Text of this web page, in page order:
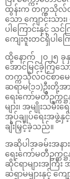
ထွန်းက တက္ကသိုလ်ဝင်
သော ကျောင်းသား
ပါ‌ကြောင်းနှင့် သင်
ကျေးဇူးတင်ရှိပါကြ
ထို့နောက် ၂၀၂၅ ခု
အောင်မြင်ခဲ့ကြသေ
တက္ကသိုလ်ဝင်စာမေ
ဆရာမ(၁၁)ဦးတို့အ
ရေး‌ကော်မတီဥက္ကဋ္
များ၊ အမျိုးသမီးရ
အုပ်ချုပ်ရေးအဖွဲ့နှ
ချီးမြှင့်ခဲ့သည်။
အဆိုပါအခမ်းအနာ
ရေး‌ကော်မတီဥက္ကဋ္
ဆိုင်ရာများအကြီး
ဆရာမများနှင့် ကျေ